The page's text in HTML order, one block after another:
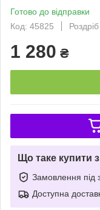
Готово до відправки
Код: 45825
Роздріб
1 280 ₴
Що таке купити
Замовлення під
Доступна